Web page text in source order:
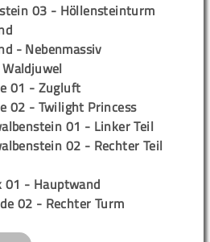
03 - Höllensteinturm
- Nebenmassiv
01 - Zugluft
02 - Twilight Princess
01 - Linker Teil
02 - Rechter Teil
01 - Hauptwand
02 - Rechter Turm